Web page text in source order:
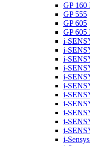
GP 160
GP 555
GP 605
GP 605
i-
i-
i-
i-
i-
i-
i-
i-
i-
i-
i-
i-